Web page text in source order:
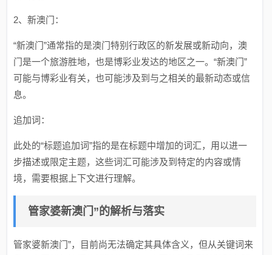
2、新澳门：
“新澳门”通常指的是澳门特别行政区的新发展或新动向，澳
门是一个旅游胜地，也是博彩业发达的地区之一。“新澳门”
可能与博彩业有关，也可能涉及到与之相关的最新动态或信
息。
追加词：
此处的“标题追加词”指的是在标题中增加的词汇，用以进一
步描述或限定主题，这些词汇可能涉及到特定的内容或情
境，需要根据上下文进行理解。
管家婆新澳门”的解析与落实
管家婆新澳门”，目前尚无法确定其具体含义，但从关键词来